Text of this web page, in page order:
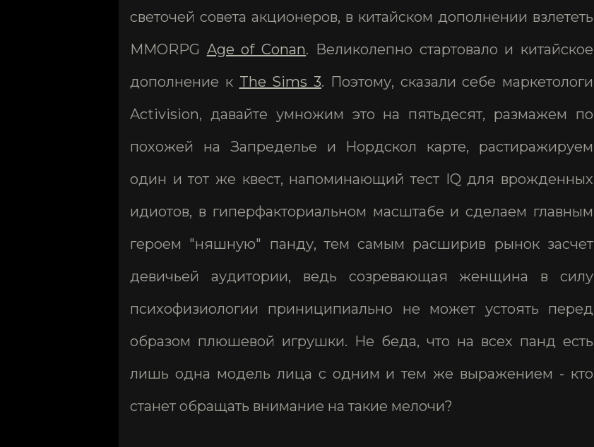
светочей совета акционеров, в китайском дополнении взлететь
MMORPG Age of Conan. Великолепно стартовало и китайское
дополнение к The Sims 3. Поэтому, сказали себе маркетологи
Activision, давайте умножим это на пятьдесят, размажем по
похожей на Запределье и Нордскол карте, растиражируем
один и тот же квест, напоминающий тест IQ для врожденных
идиотов, в гиперфакториальном масштабе и сделаем главным
героем "няшную" панду, тем самым расширив рынок засчет
девичьей аудитории, ведь созревающая женщина в силу
психофизиологии приниципиально не может устоять перед
образом плюшевой игрушки. Не беда, что на всех панд есть
лишь одна модель лица с одним и тем же выражением - кто
станет обращать внимание на такие мелочи?